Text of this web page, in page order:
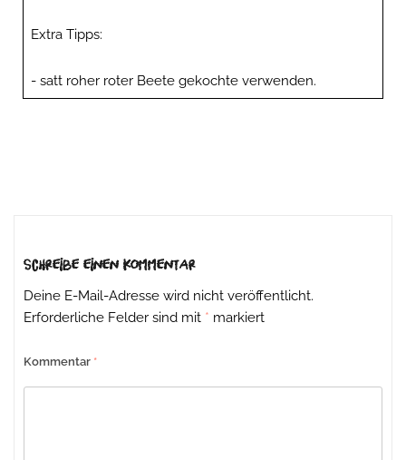
Extra Tipps:
- satt roher roter Beete gekochte verwenden.
Schreibe einen Kommentar
Deine E-Mail-Adresse wird nicht veröffentlicht.
Erforderliche Felder sind mit * markiert
Kommentar *